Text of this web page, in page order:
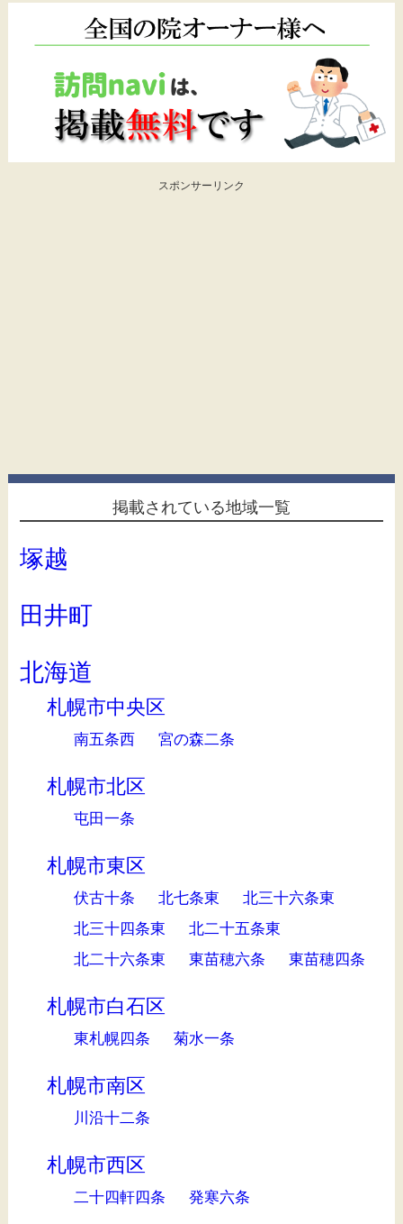
スポンサーリンク
掲載されている地域一覧
塚越
田井町
北海道
札幌市中央区
南五条西 宮の森二条
札幌市北区
屯田一条
札幌市東区
伏古十条 北七条東
北三十六条東
北三十四条東
北二十五条東
北二十六条東
東苗穂六条 東苗穂四条
札幌市白石区
東札幌四条 菊水一条
札幌市南区
川沿十二条
札幌市西区
二十四軒四条 発寒六条